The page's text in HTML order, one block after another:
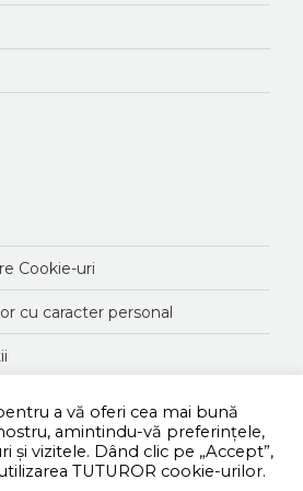
Cookie-uri
cu caracter personal
| Toate drepturile rezervate
a vă oferi cea mai bună
amintindu-vă preferințele,
și vizitele. Dând clic pe „Accept”,
TUTUROR cookie-urilor.